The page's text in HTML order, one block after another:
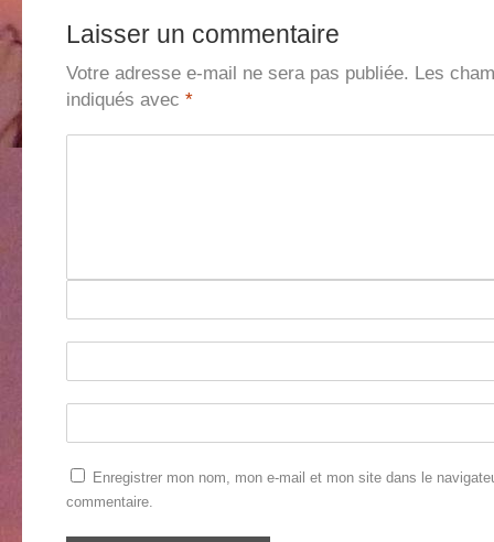
Laisser un commentaire
Votre adresse e-mail ne sera pas publiée. Les
indiqués avec *
Enregistrer mon nom, mon e-mail et mon site dans le
commentaire.